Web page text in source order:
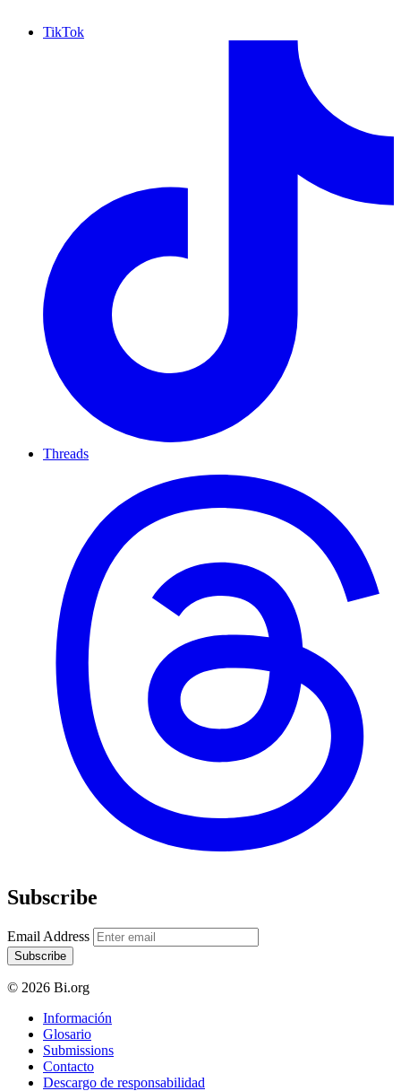
TikTok
Threads
Subscribe
Email Address
Subscribe
© 2026 Bi.org
Información
Glosario
Submissions
Contacto
Descargo de responsabilidad